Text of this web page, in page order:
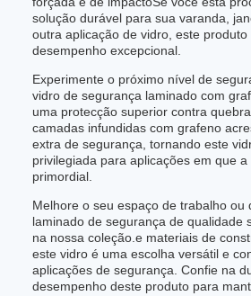
solução durável para sua varanda,
outra aplicação de vidro, este produto
desempenho excepcional.
Experimente o próximo nível de
vidro de segurança laminado com
uma protecção superior contra
camadas infundidas com grafeno
extra de segurança, tornando este
privilegiada para aplicações em que
primordial.
Melhore o seu espaço de trabalho ou
laminado de segurança de qualidade
na nossa coleção.e materiais de
este vidro é uma escolha versátil e
aplicações de segurança. Confie na
desempenho deste produto para